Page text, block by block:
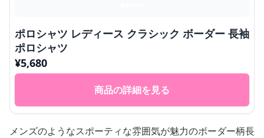
ポロシャツ レディース クラシック ボーダー 長袖
ポロシャツ
¥5,680
商品の詳細を見る
メンズのようなスポーティな雰囲気が魅力のボーダー柄長